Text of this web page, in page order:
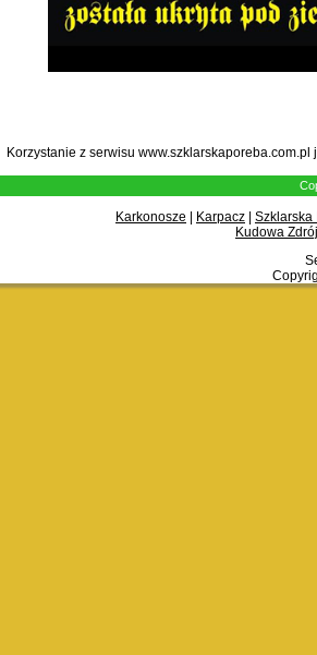
Korzystanie z serwisu
Karkonosze Karpacz
Szklarska
Kudowa